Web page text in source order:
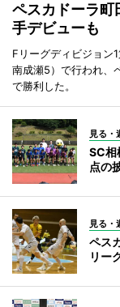
ペスカドーラ
手デビューも
Fリーグディビジョン
南成瀬5）で行われ、
で勝利した。
見る・
SC相
点の
見る・
ペス
リー